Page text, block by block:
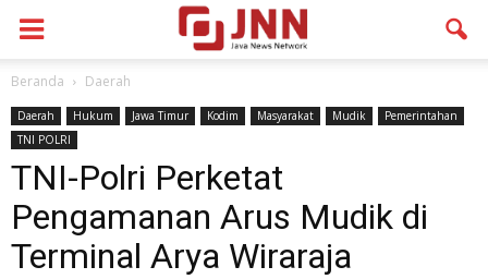
Beranda Daerah
Daerah Hukum Jawa Timur Kodim Masyarakat Mudik
Pemerintahan
TNI POLRI
TNI-Polri Perketat
Pengamanan Arus Mudik di
Terminal Arya Wiraraja